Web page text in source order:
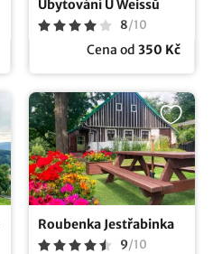
Ubytování U Weissů
8/10
Cena od 350 Kč
Roubenka Jestřabinka
9/10